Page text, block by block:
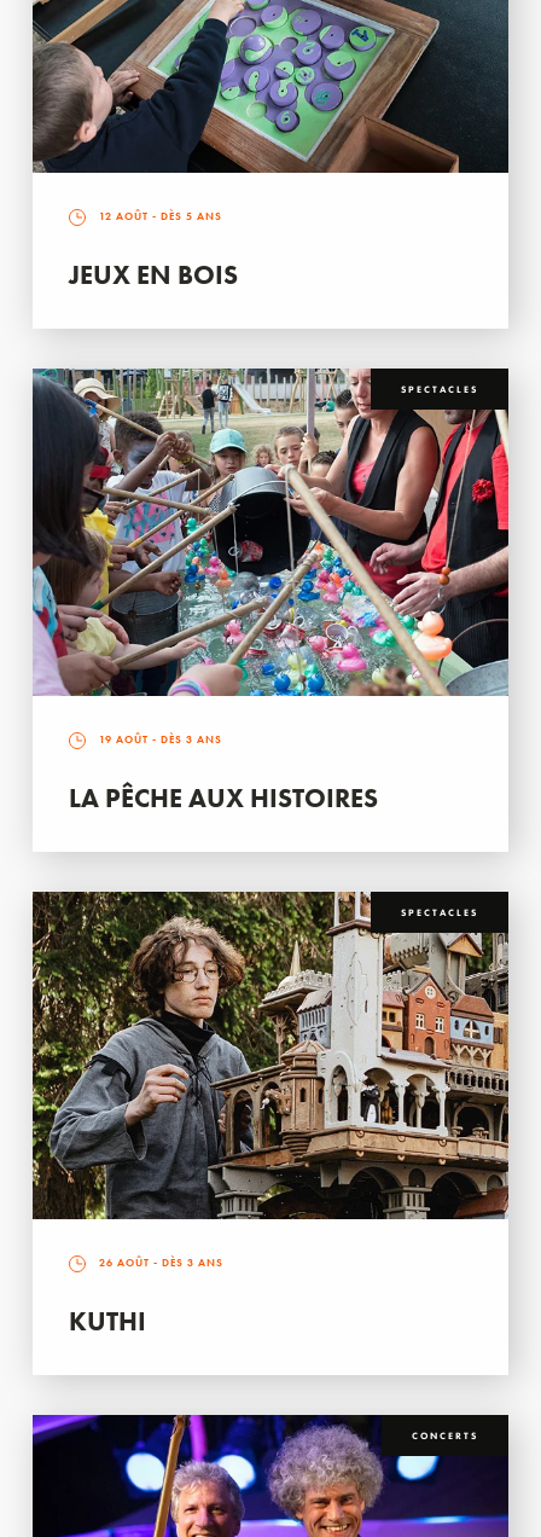
12 AOÛT - DÈS 5 ANS
JEUX EN BOIS
SPECTACLES
19 AOÛT - DÈS 3 ANS
LA PÊCHE AUX HISTOIRES
SPECTACLES
26 AOÛT - DÈS 3 ANS
KUTHI
CONCERTS